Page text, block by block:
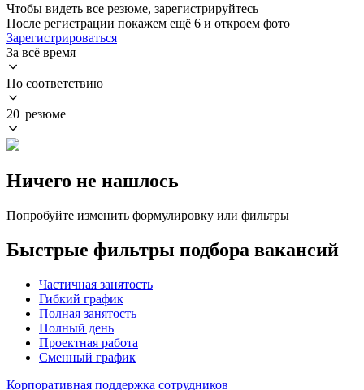
Чтобы видеть все резюме, зарегистрируйтесь
После регистрации покажем ещё 6 и откроем фото
Зарегистрироваться
За всё время
По соответствию
20 резюме
Ничего не нашлось
Попробуйте изменить формулировку или фильтры
Быстрые фильтры подбора вакансий
Частичная занятость
Гибкий график
Полная занятость
Полный день
Проектная работа
Сменный график
Корпоративная поддержка сотрудников